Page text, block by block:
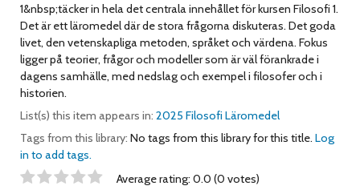
1&nbsp;täcker in hela det centrala innehållet för kursen Filosofi 1.
Det är ett läromedel där de stora frågorna diskuteras. Det goda
livet, den vetenskapliga metoden, språket och värdena. Fokus
ligger på teorier, frågor och modeller som är väl förankrade i
dagens samhälle, med nedslag och exempel i filosofer och i
historien.
List(s) this item appears in: 2025 Filosofi Läromedel
Tags from this library: No tags from this library for this title. Log
in to add tags.
Star ratings Average rating: 0.0 (0 votes)